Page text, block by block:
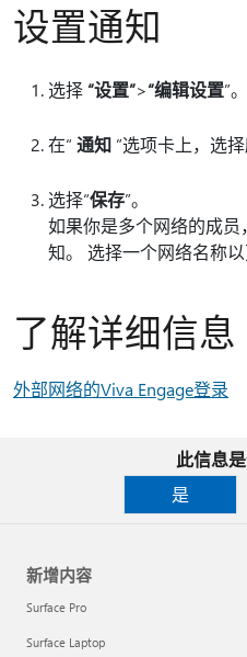
设置通知
选择“设置”>“编辑设置”。
在“ 通知 ”选项卡上，选择
选择“保存”。
如果你是多个网络的成
知。 选择一个网络名称
了解详细信息
外部网络的Viva Engage登录
此信息
是
新增内容
Surface Pro
Surface Laptop